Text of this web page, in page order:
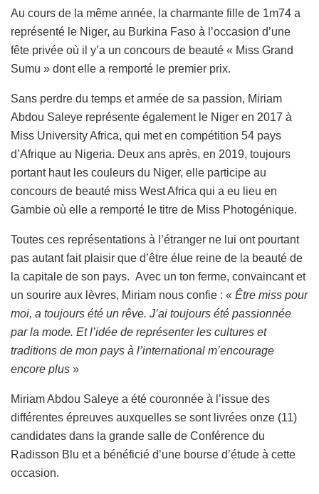
Au cours de la même année, la charmante fille de 1m74 a
représenté le Niger, au Burkina Faso à l’occasion d’une
fête privée où il y’a un concours de beauté « Miss Grand
Sumu » dont elle a remporté le premier prix.
Sans perdre du temps et armée de sa passion, Miriam
Abdou Saleye représente également le Niger en 2017 à
Miss University Africa, qui met en compétition 54 pays
d’Afrique au Nigeria. Deux ans après, en 2019, toujours
portant haut les couleurs du Niger, elle participe au
concours de beauté miss West Africa qui a eu lieu en
Gambie où elle a remporté le titre de Miss Photogénique.
Toutes ces représentations à l’étranger ne lui ont pourtant
pas autant fait plaisir que d’être élue reine de la beauté de
la capitale de son pays. Avec un ton ferme, convaincant et
un sourire aux lèvres, Miriam nous confie : « Être miss pour
moi, a toujours été un rêve. J’ai toujours été passionnée
par la mode. Et l’idée de représenter les cultures et
traditions de mon pays à l’international m’encourage
encore plus »
Miriam Abdou Saleye a été couronnée à l’issue des
différentes épreuves auxquelles se sont livrées onze (11)
candidates dans la grande salle de Conférence du
Radisson Blu et a bénéficié d’une bourse d’étude à cette
occasion.